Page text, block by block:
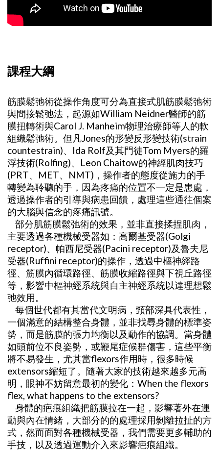
課程大綱
筋膜鬆弛術從操作角度可分為直接式肌筋膜鬆弛術
與間接鬆弛法，起源如William Neidner醫師的筋
膜扭轉術與Carol J. Manheim物理治療師等人的軟
組織鬆弛術。但凡Jones的形變反形變技術(strain
countestrain)、Ida Rolf及其門徒Tom Myers的羅
浮技術(Rolfing)、Leon Chaitow的神經肌肉技巧
(PRT、MET、NMT)，操作者的態度從施力的手
轉變為聆聽的手，因為疼痛的位置不一定是患處，
透過操作者的引導與病患回饋，處理這些通往個案
的大腦與信念的疼痛訊號。
部分肌筋膜鬆弛術的效果，並非直接揉捏肌肉，
主要透過各種機械受器如：高爾基受器(Golgi
receptor)、帕西尼受器(Pacini receptor)及魯夫尼
受器(Ruffini receptor)的操作，透過中樞神經路
徑、筋膜內循環路徑、筋膜收縮路徑與下視丘路徑
等，影響中樞神經系統與自主神經系統以達理想鬆
弛效用。
每個世代都有其當代文明病，頸部深具代表性，
一個滿意的結構整合身體，並非找尋身體的標準姿
勢，而是筋膜的張力均衡以及動作的協調。當身體
如頭前位不良姿勢，或鞭尾症候群傷害，這些平衡
將不易發生，尤其當flexors作用時，很多時候
extensors縮短了。隨著大家的技術越來越多元高
明，眼神不妨留意最初的變化：When the flexors
flex, what happens to the extensors?
身體的疤痕組織把筋膜拉在一起，影響著外在運
動與內在情緒，大部分的的處理採用剝離拉扯的方
式，然而面對各種機械受器，我們需要更多輔助的
手技，以及透過運動介入來影響疤痕組織。